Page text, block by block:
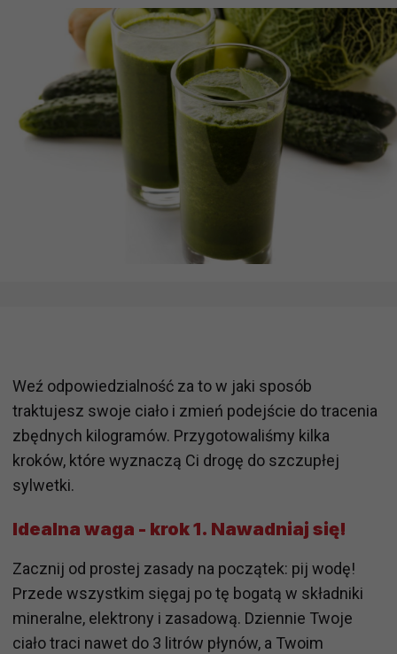
Weź odpowiedzialność za to w jaki sposób
traktujesz swoje ciało i zmień podejście do tracenia
zbędnych kilogramów. Przygotowaliśmy kilka
kroków, które wyznaczą Ci drogę do szczupłej
sylwetki.
Idealna waga - krok 1. Nawadniaj się!
Zacznij od prostej zasady na początek: pij wodę!
Przede wszystkim sięgaj po tę bogatą w składniki
mineralne, elektrony i zasadową. Dziennie Twoje
ciało traci nawet do 3 litrów płynów, a Twoim